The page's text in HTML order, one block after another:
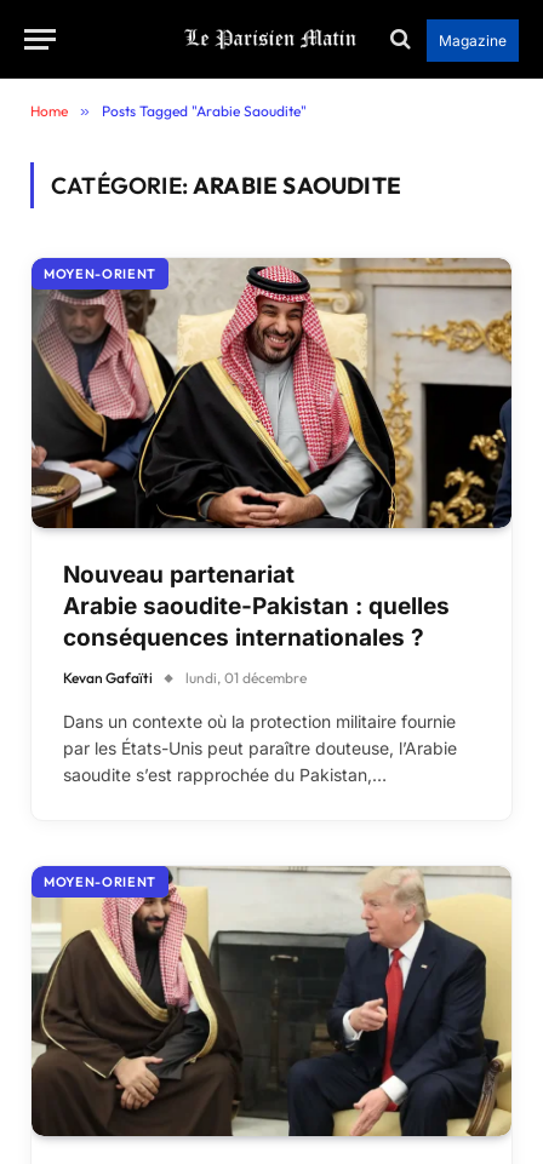
Magazine
Home » Posts Tagged "Arabie Saoudite"
CATÉGORIE:ARABIE SAOUDITE
MOYEN-ORIENT
Nouveau partenariat
Arabie saoudite-Pakistan : quelles
conséquences internationales ?
Kevan Gafaïti lundi, 01 décembre
Dans un contexte où la protection militaire fournie
par les États-Unis peut paraître douteuse, l’Arabie
saoudite s’est rapprochée du Pakistan,…
MOYEN-ORIENT